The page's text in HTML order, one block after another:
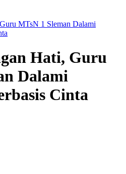
MTsN 1 Sleman Dalami
Hati, Guru
Dalami
Cinta